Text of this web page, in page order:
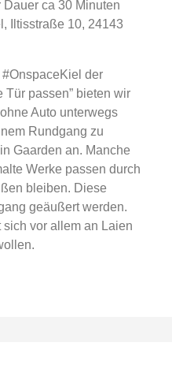
ca 30 Minuten
Iltisstraße 10, 24143
der
Tür passen” bieten wir
Auto unterwegs
Rundgang zu
Gaarden an. Manche
Werke passen durch
bleiben. Diese
geäußert werden.
vor allem an Laien